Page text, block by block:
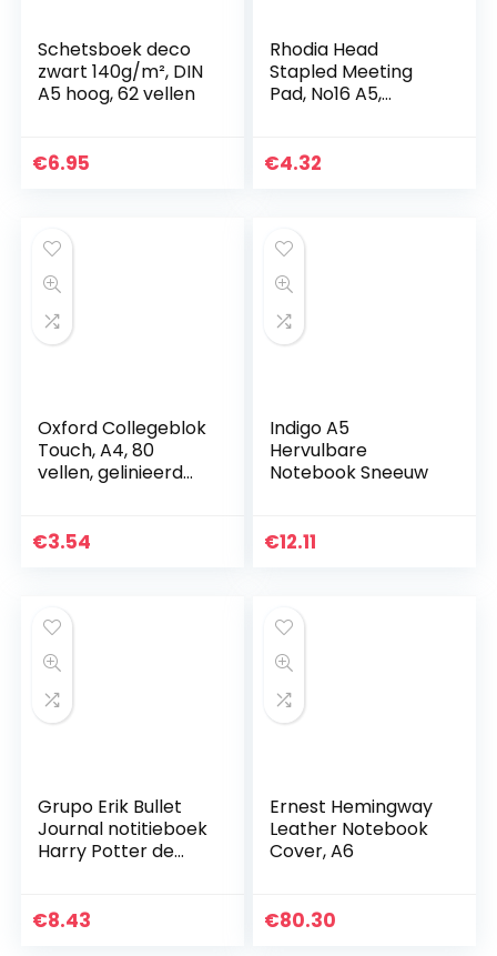
Schetsboek deco
zwart 140g/m², DIN
A5 hoog, 62 vellen
€6.95
Rhodia Head
Stapled Meeting
Pad, No16 A5,
Pad, Voorgedrukt
€4.32
Oxford Collegeblok
Touch, A4, 80
vellen, gelinieerd
€3.54
Indigo A5
Hervulbare
Notebook Sneeuw
€12.11
Grupo Erik Bullet
Journal notitieboek
Harry Potter de
hardcover
€8.43
Ernest Hemingway
Leather Notebook
Cover, A6
€80.30